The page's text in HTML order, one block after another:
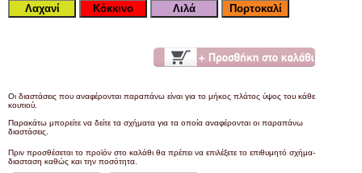
Οι διαστάσεις που αναφέρονται παραπάνω είναι για το μήκος πλάτος ύψος του κάθε
κουτιού.
Παρακάτω μπορείτε να δείτε τα σχήματα για τα οποία αναφέρονται οι παραπάνω
διαστάσεις.
Πριν προσθέσεται το προϊόν στο καλάθι θα πρέπει να επιλέξετε το επιθυμητό σχήμα-
διασταση καθώς και την ποσότητα.